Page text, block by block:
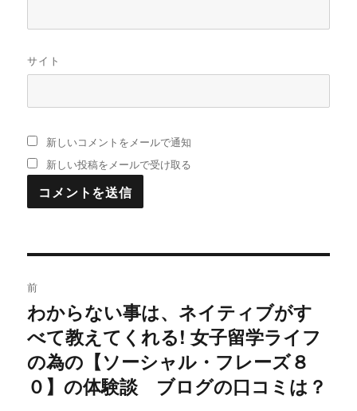
サイト
新しいコメントをメールで通知
新しい投稿をメールで受け取る
稿
ナ
ビ
前
過
去
の
投
稿:
わからない事は、ネイティブがす
べて教えてくれる! 女子留学ライフ
の為の【ソーシャル・フレーズ８
０】の体験談 ブログの口コミは？